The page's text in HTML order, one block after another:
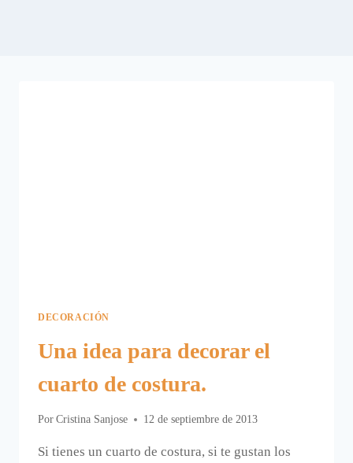
DECORACIÓN
Una idea para decorar el
cuarto de costura.
Por Cristina Sanjose 12 de septiembre de 2013
Si tienes un cuarto de costura, si te gustan los